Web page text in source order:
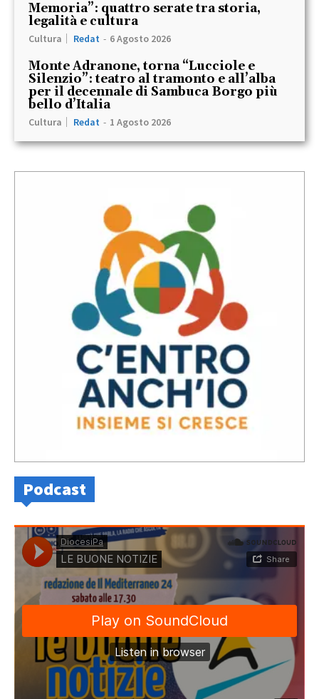
Memoria”: quattro serate tra storia,
legalità e cultura
Cultura Redat - 6 Agosto 2026
Monte Adranone, torna “Lucciole e
Silenzio”: teatro al tramonto e all’alba
per il decennale di Sambuca Borgo più
bello d’Italia
Cultura Redat - 1 Agosto 2026
Podcast